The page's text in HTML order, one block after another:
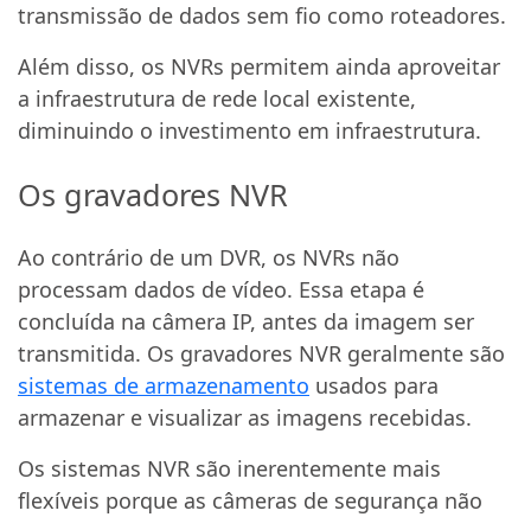
transmissão de dados sem fio como roteadores.
Além disso, os NVRs permitem ainda aproveitar
a infraestrutura de rede local existente,
diminuindo o investimento em infraestrutura.
Os gravadores NVR
Ao contrário de um DVR, os NVRs não
processam dados de vídeo. Essa etapa é
concluída na câmera IP, antes da imagem ser
transmitida. Os gravadores NVR geralmente são
sistemas de armazenamento usados para
armazenar e visualizar as imagens recebidas.
Os sistemas NVR são inerentemente mais
flexíveis porque as câmeras de segurança não